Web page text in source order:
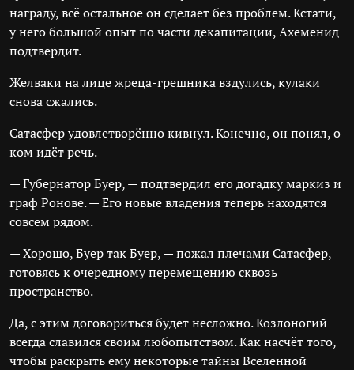
награду, всё остальное он сделает без проблем. Кстати,
у него большой опыт по части декапитации, Ахеменид
подтвердит.
Желваки на лице жреца-грешника вздулись, кулаки
снова сжались.
Сатасфер удовлетворённо кивнул. Конечно, он понял, о
ком идёт речь.
— Губернатор Буер, — подтвердил его догадку маркиз и
граф Ронове. — Его новые владения теперь находятся
совсем рядом.
— Хорошо, Буер так Буер, — пожал плечами Сатасфер,
готовясь к очередному перемещению сквозь
пространство.
Да, с этим договориться будет несложно. Козлоногий
всегда славился своим любопытством. Как насчёт того,
чтобы раскрыть ему некоторые тайны Вселенной